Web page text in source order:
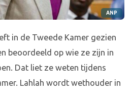
ANP
in de Tweede Kamer gezien
beoordeeld op wie ze zijn in
Dat liet ze weten tijdens
Lahlah wordt wethouder in